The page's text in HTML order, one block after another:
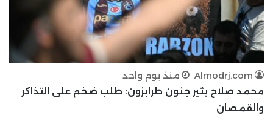
Almodrj.com
منذ يوم واحد
محمد صلاح يثير جنون طرابزون: طلب ضخم على التذاكر
والقمصان